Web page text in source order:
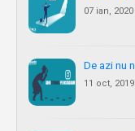
07 ian, 2020
De azi nu
11 oct, 2019